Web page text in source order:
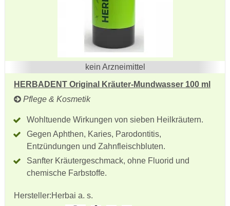
kein Arzneimittel
HERBADENT Original Kräuter-Mundwasser 100 ml
Pflege & Kosmetik
Wohltuende Wirkungen von sieben Heilkräutern.
Gegen Aphthen, Karies, Parodontitis,
Entzündungen und Zahnfleischbluten.
Sanfter Kräutergeschmack, ohne Fluorid und
chemische Farbstoffe.
Hersteller:Herbai a. s.